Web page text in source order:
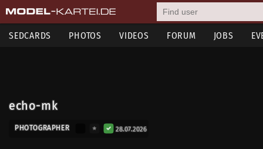
SEDCARDS PHOTOS VIDEOS FORUM JOBS
echo-mk
PHOTOGRAPHER 28.07.2026